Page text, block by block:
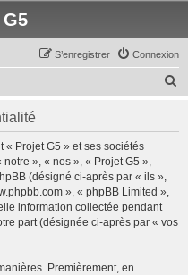
Connexion
S’enregistrer
Projet G5 » et ses sociétés
», « nos », « Projet G5 »,
(désigné ci-après par « ils »,
», « phpBB Limited »,
information collectée pendant
part (désignée ci-après par « vos
Premièrement, en